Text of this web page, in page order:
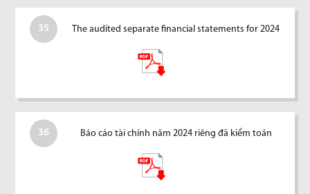
35 The audited separate financial statements for 2024
36 Báo cáo tài chính năm 2024 riêng đã kiểm toán